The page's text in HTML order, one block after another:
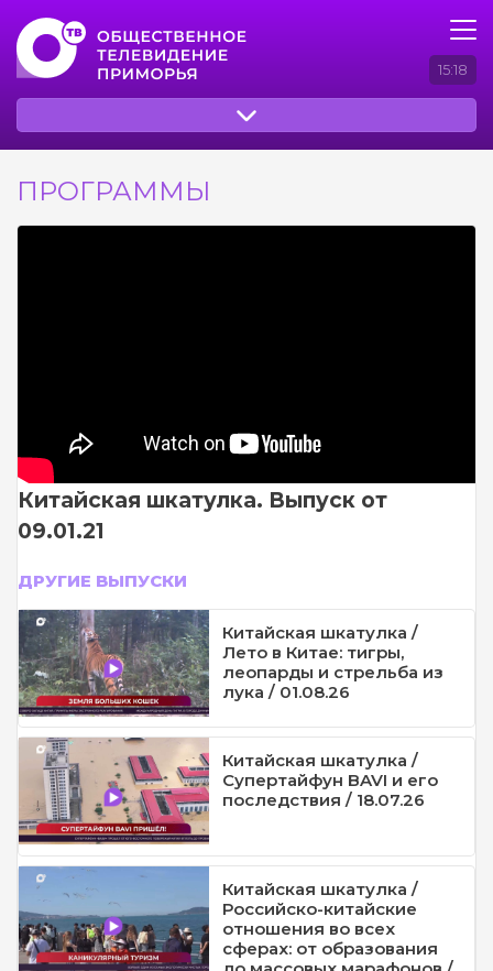
15:18
ПРОГРАММЫ
Китайская шкатулка. Выпуск от
09.01.21
ДРУГИЕ ВЫПУСКИ
Китайская шкатулка /
Лето в Китае: тигры,
леопарды и стрельба из
лука / 01.08.26
Китайская шкатулка /
Супертайфун BAVI и его
последствия / 18.07.26
Китайская шкатулка /
Российско-китайские
отношения во всех
сферах: от образования